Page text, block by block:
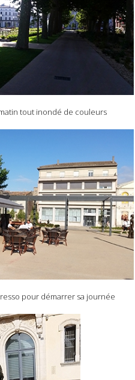
tout inondé de couleurs
pour démarrer sa journée